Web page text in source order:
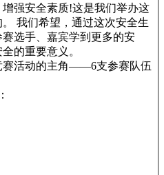
强安全素质!这是我们举办这
我们希望，通过这次安全生
选手、嘉宾学到更多的安
的重要意义。
活动的主角——6支参赛队伍